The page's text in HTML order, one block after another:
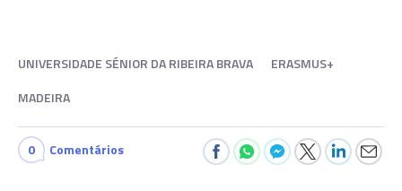
UNIVERSIDADE SÉNIOR DA RIBEIRA BRAVA
ERASMUS+
MADEIRA
0 Comentários